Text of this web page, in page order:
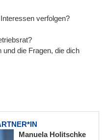
verfolgen?
die Fragen, die dich
Manuela Holitschke